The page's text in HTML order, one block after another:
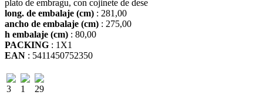
plato de embragu, con cojinete de dese
long. de embalaje (cm) : 281,00
ancho de embalaje (cm) : 275,00
h embalaje (cm) : 80,00
PACKING : 1X1
EAN : 5411450752350
3 1
29